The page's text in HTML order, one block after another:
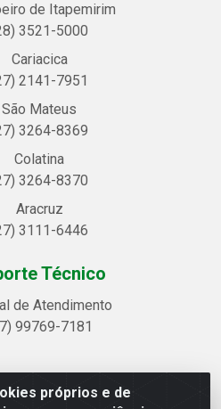
próprios e de
de Itapemirim
3521-5000
Cariacica
2141-7951
São Mateus
3264-8369
Colatina
3264-8370
Aracruz
3111-6446
Técnico
de Atendimento
99769-7181
- Avenida Alegre, 2521 -